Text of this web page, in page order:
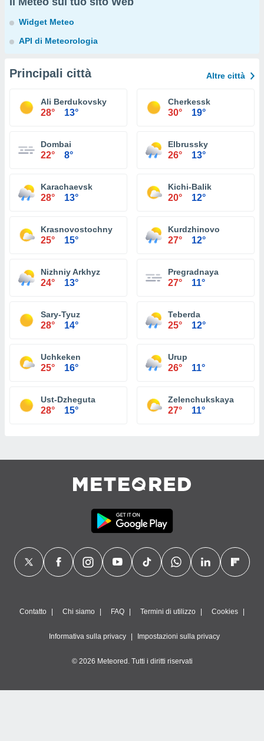
Widget Meteo
API di Meteorologia
Principali città Altre città
Ali Berdukovsky
28° 13°
Cherkessk
30° 19°
Dombai
22° 8°
Elbrussky
26° 13°
Karachaevsk
28° 13°
Kichi-Balik
20° 12°
Krasnovostochny
25° 15°
Kurdzhinovo
27° 12°
Nizhniy Arkhyz
24° 13°
Pregradnaya
27° 11°
Sary-Tyuz
28° 14°
Teberda
25° 12°
Uchkeken
25° 16°
Urup
26° 11°
Ust-Dzheguta
28° 15°
Zelenchukskaya
27° 11°
Contatto Chi siamo FAQ Termini di utilizzo Cookies
Informativa sulla privacy Impostazioni sulla privacy
© 2026 Meteored. Tutti i diritti riservati